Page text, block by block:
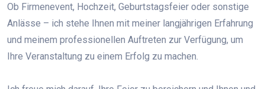
Ob Firmenevent, Hochzeit, Geburtstagsfeier oder sonstige
Anlässe – ich stehe Ihnen mit meiner langjährigen Erfahrung
und meinem professionellen Auftreten zur Verfügung, um
Ihre Veranstaltung zu einem Erfolg zu machen.